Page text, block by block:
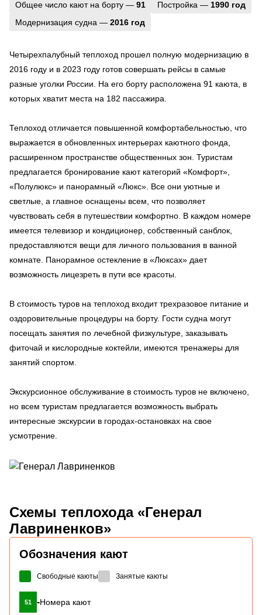
Общее число кают на борту — 91 Постройка — 1990 год
Модернизация судна — 2016 год
Четырехпалубный теплоход прошел полную модернизацию в
2016 году и в 2023 году готов совершать рейсы в самые
разные уголки России. На его борту расположена 91 каюта, в
которых хватит места на 182 пассажира.
Теплоход отличается повышенной комфортабельностью, что
выражается в обновленных интерьерах каютного фонда,
расширенном пространстве общественных зон. Туристам
предлагается бронирование кают категорий «Комфорт»,
«Полулюкс» и панорамный «Люкс». Все они уютные и
светлые, а главное оснащены всем, что позволяет
чувствовать себя в путешествии комфортно. В каждом номере
имеется телевизор и кондиционер, собственный санблок,
предоставляются вещи для личного пользования в ванной
комнате. Панорамное остекление в «Люксах» дает
возможность лицезреть в пути все красоты.
В стоимость туров на теплоход входит трехразовое питание и
оздоровительные процедуры на борту. Гости судна могут
посещать занятия по лечебной физкультуре, заказывать
фиточай и кислородные коктейли, имеются тренажеры для
занятий спортом.
Экскурсионное обслуживание в стоимость туров не включено,
но всем туристам предлагается возможность выбрать
интересные экскурсии в городах-остановках на свое
усмотрение.
Схемы теплохода «Генерал
Лавриненков»
Обозначения кают
Свободные каюты Занятые каюты
51 -Номера кают